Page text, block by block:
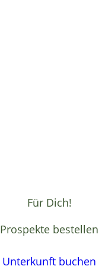
Für Dich!
Prospekte bestellen
Unterkunft buchen